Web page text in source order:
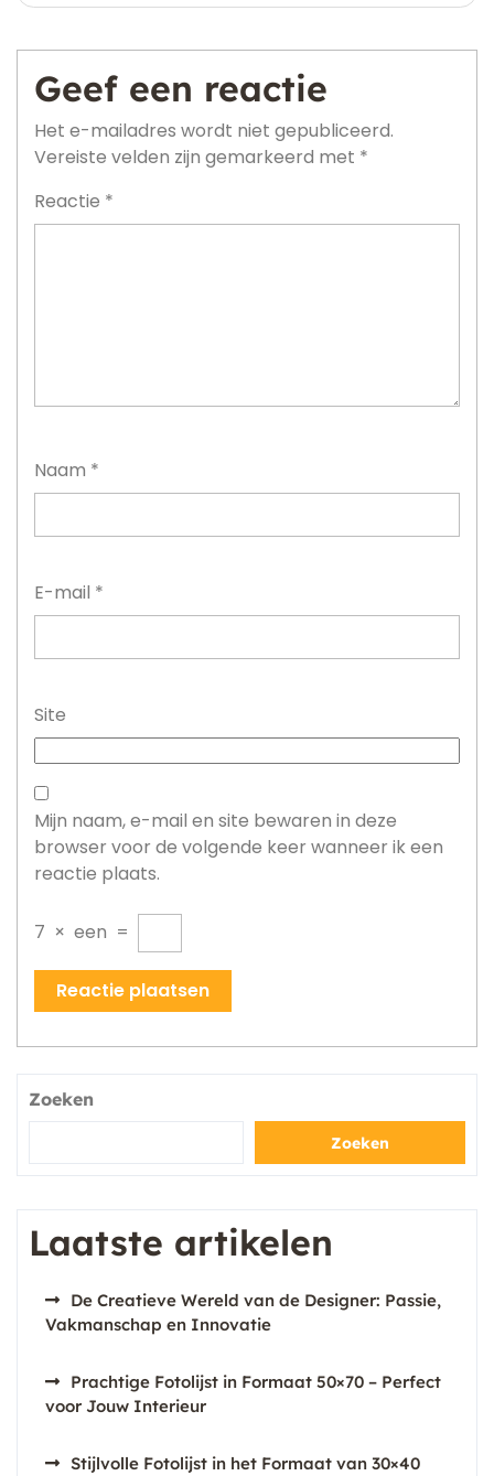
Geef een reactie
Het e-mailadres wordt niet gepubliceerd.
Vereiste velden zijn gemarkeerd met *
Reactie *
Naam *
E-mail *
Site
Mijn naam, e-mail en site bewaren in deze
browser voor de volgende keer wanneer ik een
reactie plaats.
7 × een =
Zoeken
Zoeken
Laatste artikelen
De Creatieve Wereld van de Designer: Passie,
Vakmanschap en Innovatie
Prachtige Fotolijst in Formaat 50×70 – Perfect
voor Jouw Interieur
Stijlvolle Fotolijst in het Formaat van 30×40